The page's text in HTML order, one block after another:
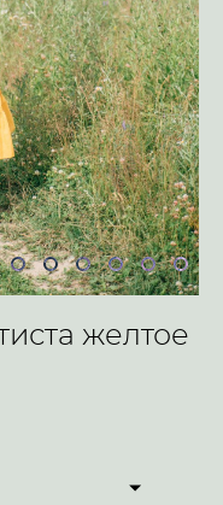
желтое